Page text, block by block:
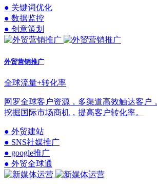
● 关键词优化
● 数据监控
● 创意策划
外贸营销推广
全球流量+转化率
网罗全球客户资源，多渠道高效触达客户，
挖掘国际市场商机，提高客户转化率。
● 外贸建站
● SNS社媒推广
● google推广
● 外贸全球通